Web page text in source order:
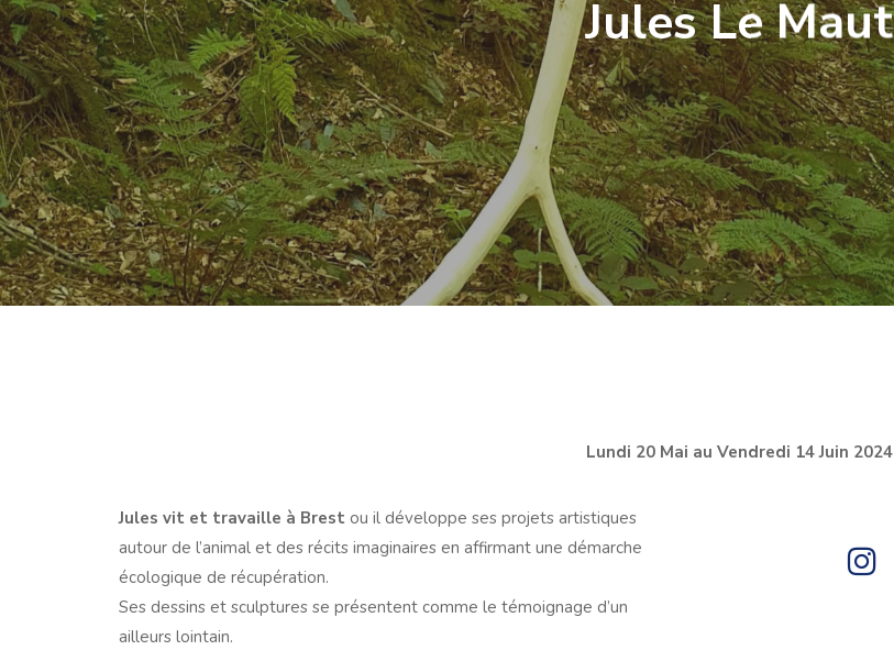
Jules Le Maut
Lundi 20 Mai au Vendredi 14 Juin 2024
Jules vit et travaille à Brestou il développe ses projets artistiques
autour de l’animal et des récits imaginaires en affirmant une démarche
écologique de récupération.
Ses dessins et sculptures se présentent comme le témoignage d’un
ailleurs lointain.